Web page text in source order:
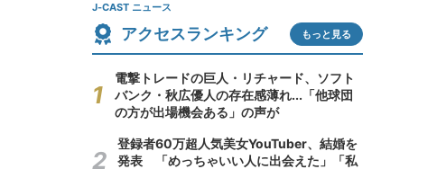
J-CAST ニュース
アクセスランキング もっと見る
電撃トレードの巨人・リチャード、ソフト
バンク・秋広優人の存在感薄れ...「他球団
の方が出場機会ある」の声が
登録者60万超人気美女YouTuber、結婚を
発表 「めっちゃいい人に出会えた」「私